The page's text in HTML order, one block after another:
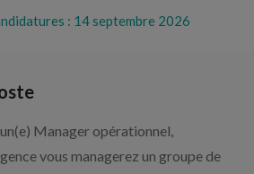
: 14 septembre 2026
Manager opérationnel,
vous managerez un groupe de